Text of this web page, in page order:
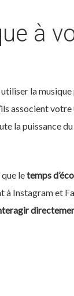
à
la
associent votre
la puissance du
letemps
à Instagram et